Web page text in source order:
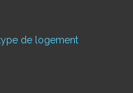
de logement